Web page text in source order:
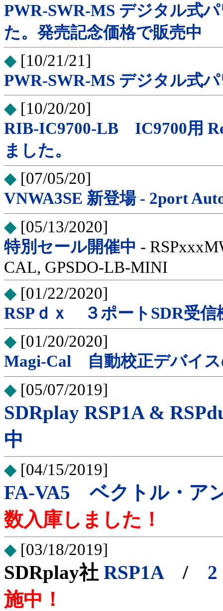
PWR-SWR-MS デジタル式
た。発売記念価格で販売中
◆ [10/21/21]
PWR-SWR-MS デジタル式
◆ [10/20/20]
RIB-IC9700-LB IC9700用
ました。
◆ [07/05/20]
VNWA3SE 新登場 - 2port
◆ [05/13/2020]
特別セール開催中 -
CAL, GPSDO-LB-MINI
◆ [01/22/2020]
RSPｄｘ ３ポートSDR受
◆ [01/20/2020]
Magi-Cal 自動校正デバイ
◆ [05/07/2019]
SDRplay RSP1A &
中
◆ [04/15/2019]
FA-VA5 ベクトル・ア
数入庫しました！
◆ [03/18/2019]
SDRplay社 RSP1A/
施中！